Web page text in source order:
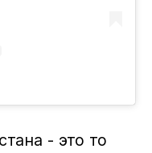
- это то